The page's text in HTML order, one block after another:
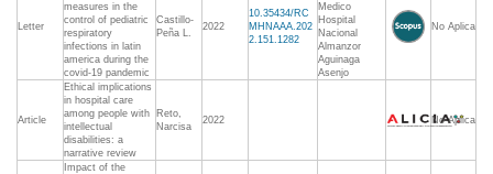
Letter
measures in the
control of pediatric
respiratory
infections in latin
america during the
covid-19 pandemic
Castillo-
Peña L.
2022
10.35434/RC
MHNAAA.202
2.151.1282
Medico
Hospital
Nacional
Almanzor
Aguinaga
Asenjo
No Aplica
Article
Ethical implications
in hospital care
among people with
intellectual
disabilities: a
narrative review
Reto,
Narcisa
2022 No Aplica
Impact of the